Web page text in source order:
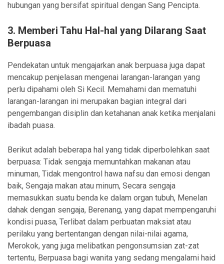
hubungan yang bersifat spiritual dengan Sang Pencipta.
3. Memberi Tahu Hal-hal yang Dilarang Saat
Berpuasa
Pendekatan untuk mengajarkan anak berpuasa juga dapat
mencakup penjelasan mengenai larangan-larangan yang
perlu dipahami oleh Si Kecil. Memahami dan mematuhi
larangan-larangan ini merupakan bagian integral dari
pengembangan disiplin dan ketahanan anak ketika menjalani
ibadah puasa.
Berikut adalah beberapa hal yang tidak diperbolehkan saat
berpuasa: Tidak sengaja memuntahkan makanan atau
minuman, Tidak mengontrol hawa nafsu dan emosi dengan
baik, Sengaja makan atau minum, Secara sengaja
memasukkan suatu benda ke dalam organ tubuh, Menelan
dahak dengan sengaja, Berenang, yang dapat mempengaruhi
kondisi puasa, Terlibat dalam perbuatan maksiat atau
perilaku yang bertentangan dengan nilai-nilai agama,
Merokok, yang juga melibatkan pengonsumsian zat-zat
tertentu, Berpuasa bagi wanita yang sedang mengalami haid